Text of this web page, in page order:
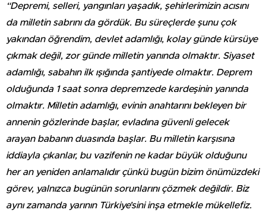
“Depremi, selleri, yangınları yaşadık, şehirlerimizin acısını
da milletin sabrını da gördük. Bu süreçlerde şunu çok
yakından öğrendim, devlet adamlığı, kolay günde kürsüye
çıkmak değil, zor günde milletin yanında olmaktır. Siyaset
adamlığı, sabahın ilk ışığında şantiyede olmaktır. Deprem
olduğunda 1 saat sonra depremzede kardeşinin yanında
olmaktır. Milletin adamlığı, evinin anahtarını bekleyen bir
annenin gözlerinde başlar, evladına güvenli gelecek
arayan babanın duasında başlar. Bu milletin karşısına
iddiayla çıkanlar, bu vazifenin ne kadar büyük olduğunu
her an yeniden anlamalıdır çünkü bugün bizim önümüzdeki
görev, yalnızca bugünün sorunlarını çözmek değildir. Biz
aynı zamanda yarının Türkiye’sini inşa etmekle mükellefiz.